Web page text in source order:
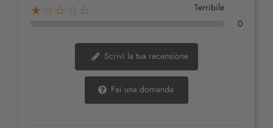
★☆☆☆☆
Terribile
0
Scrivi la tua recensione
Fai una domanda